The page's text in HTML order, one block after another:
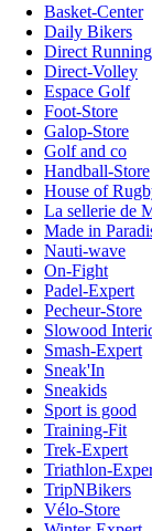
Basket-Center
Daily Bikers
Direct Running
Direct-Volley
Espace Golf
Foot-Store
Galop-Store
Golf and co
Handball-Store
House of
La sellerie de
Made in
Nauti-wave
On-Fight
Padel-Expert
Pecheur-Store
Slowood
Smash-Expert
Sneak'In
Sneakids
Sport is good
Training-Fit
Trek-Expert
Triathlon-
TripNBikers
Vélo-Store